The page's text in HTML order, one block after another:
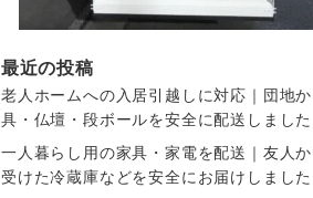
最近の投稿
老人ホームへの入居引越しに対応｜団地
具・仏壇・段ボールを安全に配送しました
一人暮らし用の家具・家電を配送｜友人か
受けた冷蔵庫などを安全にお届けしました